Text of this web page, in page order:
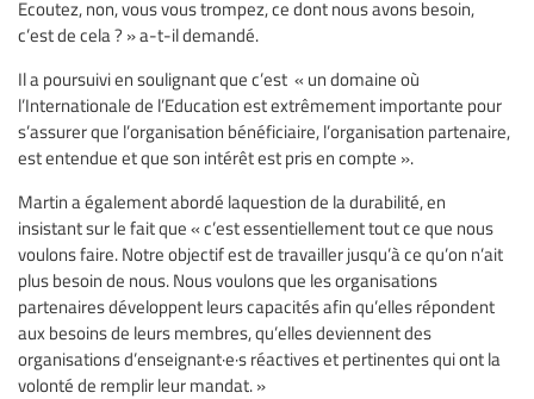
Ecoutez, non, vous vous trompez, ce dont nous avons besoin,
c’est de cela ? » a-t-il demandé.
Il a poursuivi en soulignant que c’est « un domaine où
l’Internationale de l’Education est extrêmement importante pour
s’assurer que l’organisation bénéficiaire, l’organisation partenaire,
est entendue et que son intérêt est pris en compte ».
Martin a également abordé laquestion de la durabilité, en
insistant sur le fait que « c’est essentiellement tout ce que nous
voulons faire. Notre objectif est de travailler jusqu’à ce qu’on n’ait
plus besoin de nous. Nous voulons que les organisations
partenaires développent leurs capacités afin qu’elles répondent
aux besoins de leurs membres, qu’elles deviennent des
organisations d’enseignant·e·s réactives et pertinentes qui ont la
volonté de remplir leur mandat. »